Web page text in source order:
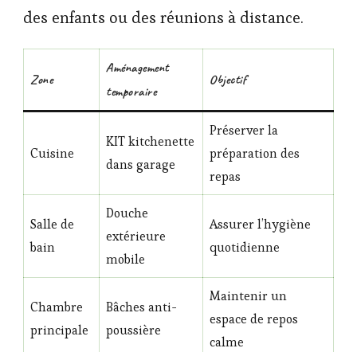
des enfants ou des réunions à distance.
Zone
Aménagement
temporaire
Objectif
Cuisine
KIT kitchenette
dans garage
Préserver la
préparation des
repas
Salle de
bain
Douche
extérieure
mobile
Assurer l’hygiène
quotidienne
Chambre
principale
Bâches anti-
poussière
Maintenir un
espace de repos
calme